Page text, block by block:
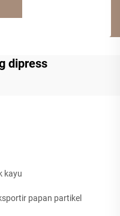
dipress
kayu
papan partikel